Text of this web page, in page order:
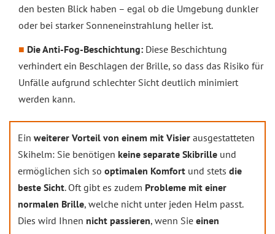
den besten Blick haben – egal ob die Umgebung dunkler
oder bei starker Sonneneinstrahlung heller ist.
Die Anti-Fog-Beschichtung: Diese Beschichtung
verhindert ein Beschlagen der Brille, so dass das Risiko für
Unfälle aufgrund schlechter Sicht deutlich minimiert
werden kann.
Ein weiterer Vorteil von einem mit Visier ausgestatteten
Skihelm: Sie benötigen keine separate Skibrille und
ermöglichen sich so optimalen Komfort und stets die
beste Sicht. Oft gibt es zudem Probleme mit einer
normalen Brille, welche nicht unter jeden Helm passt.
Dies wird Ihnen nicht passieren, wenn Sie einen